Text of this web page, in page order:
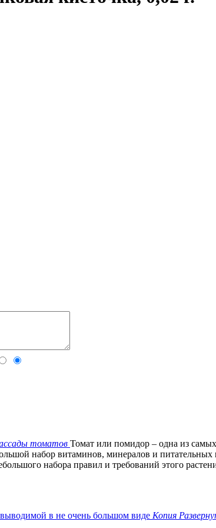
томатов Томат или помидор – одна из
набор витаминов, минералов и
набора правил и требований этого
Копия